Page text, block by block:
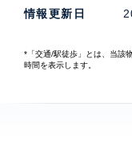
情報更新日
*「交通/駅徒歩」とは、当該
時間を表示します。